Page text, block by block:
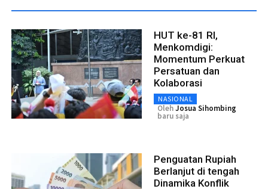
HUT ke-81 RI,
Menkomdigi:
Momentum Perkuat
Persatuan dan
Kolaborasi
NASIONAL
OlehJosua Sihombing
baru saja
Penguatan Rupiah
Berlanjut di tengah
Dinamika Konflik